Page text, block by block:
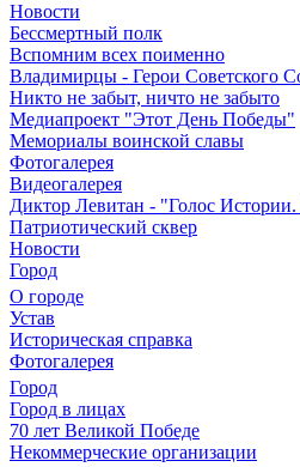
Новости
Бессмертный полк
Вспомним всех поименно
Владимирцы - Герои Советского
Никто не забыт, ничто не забыто
Медиапроект "Этот День Победы"
Мемориалы воинской славы
Фотогалерея
Видеогалерея
Диктор Левитан - "Голос
Патриотический сквер
Новости
Город
О городе
Устав
Историческая справка
Фотогалерея
Город
Город в лицах
70 лет Великой Победе
Некоммерческие организации